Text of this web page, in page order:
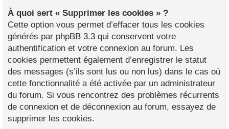
À quoi sert « Supprimer les cookies » ?
Cette option vous permet d’effacer tous les cookies
générés par phpBB 3.3 qui conservent votre
authentification et votre connexion au forum. Les
cookies permettent également d’enregistrer le statut
des messages (s’ils sont lus ou non lus) dans le cas où
cette fonctionnalité a été activée par un administrateur
du forum. Si vous rencontrez des problèmes récurrents
de connexion et de déconnexion au forum, essayez de
supprimer les cookies.